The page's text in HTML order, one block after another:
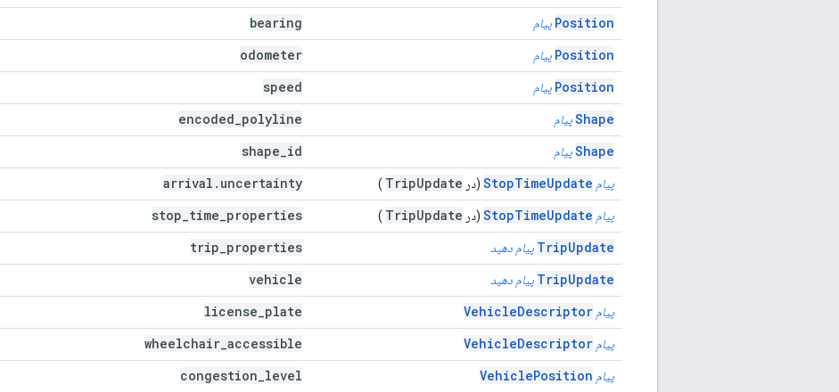
Position پیام bearing
Position پیام odometer
Position پیام speed
Shapeپیام encoded polyline
Shapeپیام shape id
پیام StopTimeUpdate (در TripUpdate
)
arrival . uncertainty
پیام StopTimeUpdate (در TripUpdate
)
stop time properties
TripUpdate پیام دهید trip properties
TripUpdate پیام دهید vehicle
پیام VehicleDescriptor
license plate
پیام VehicleDescriptor
wheelchair accessible
پیام VehiclePosition
congestion level